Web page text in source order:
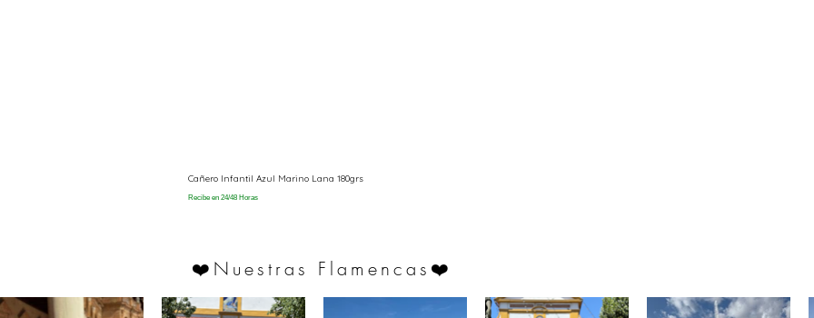
Cañero Infantil Azul Marino Lana 180grs
Recibe en 24/48 Horas
❤️ Nuestras Flamencas ❤️